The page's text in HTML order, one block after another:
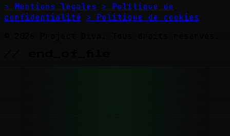
> Mentions légales
> Politique de
confidentialité > Politique de cookies